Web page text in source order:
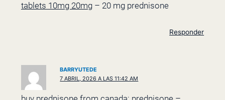
tablets 10mg 20mg– 20 mg prednisone
Responder
BARRYUTEDE
7 ABRIL, 2026 A LAS 11:42 AM